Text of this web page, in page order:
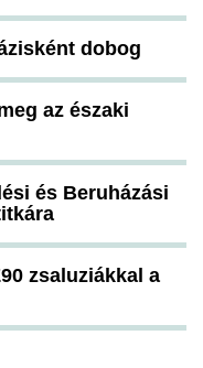
dobog
az északi
és Beruházási
zsaluziákkal a